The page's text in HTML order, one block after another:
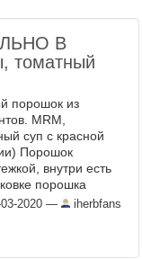
В
томатный
порошок из
MRM,
суп с красной
Порошок
внутри есть
порошка
Почему
2020 — iherbfans